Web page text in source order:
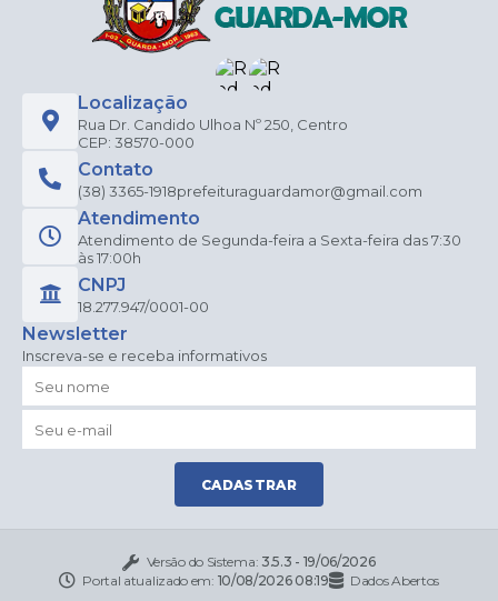
Localização
Rua Dr. Candido Ulhoa Nº 250, Centro
CEP: 38570-000
Contato
(38) 3365-1918prefeituraguardamor@gmail.com
Atendimento
Atendimento de Segunda-feira a Sexta-feira das 7:30
às 17:00h
CNPJ
18.277.947/0001-00
Newsletter
Inscreva-se e receba informativos
CADASTRAR
Versão do Sistema: 3.5.3 - 19/06/2026
Portal atualizado em: 10/08/2026 08:19 Dados Abertos